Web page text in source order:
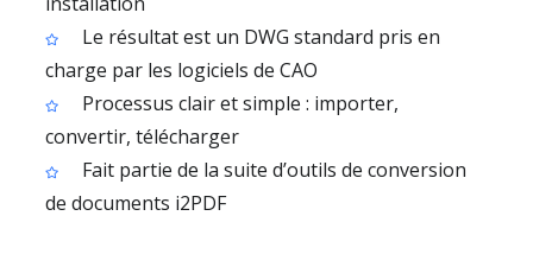
Le résultat est un DWG standard pris en
charge par les logiciels de CAO
Processus clair et simple : importer,
convertir, télécharger
Fait partie de la suite d’outils de conversion
de documents i2PDF